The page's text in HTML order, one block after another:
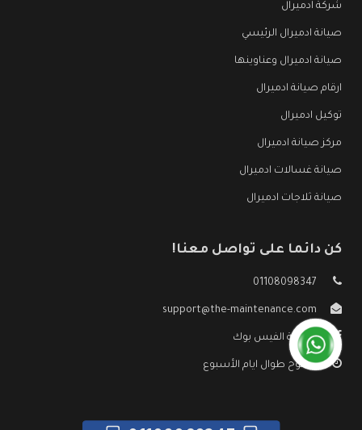
شركة ادميرال
صيانة ادميرال الرئيسي
صيانة ادميرال وعناوينها
ارقام صيانة ادميرال
توكيل ادميرال
مركز صيانة ادميرال
صيانة غسالات ادميرال
صيانة ثلاجات ادميرال
كن دائما على تواصل معنا!
01108098347
support@the-maintenance.com
صفحة الفيس بوك
مفتوح طوال ايام الأسبوع